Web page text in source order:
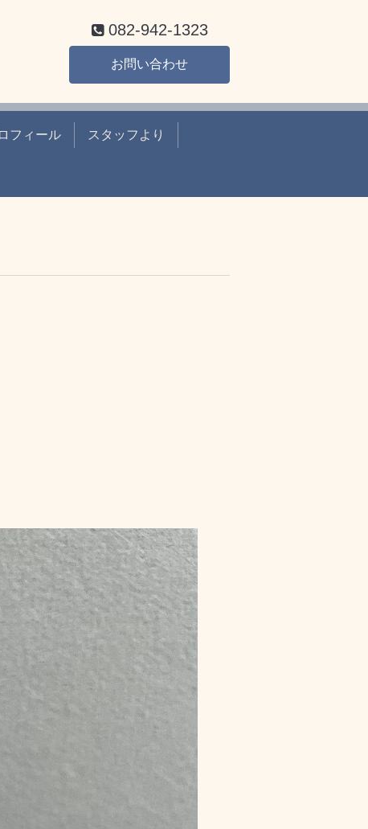
082-942-1323
お問い合わせ
フィール スタッフより